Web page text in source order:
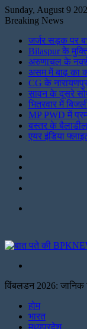
Sunday, August 9
Breaking News
जर्जर सड़क पर
Bilaspur के
अरुणाचल के नक्शे
असम में बाढ़ का
CG के
सावन के दूसरे
भितरवार में
MP PWD में
बस्तर के
एयर इंडिया
विंबलडन 2026: जानिक
होम
भारत
मध्यप्रदेश